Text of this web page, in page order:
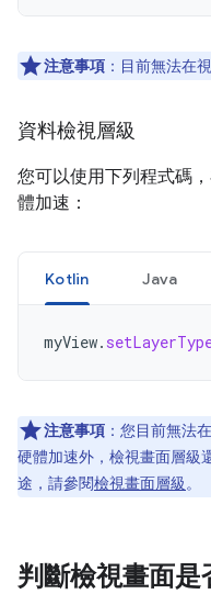
注意事項 ：目前無法在
資料檢視層級
您可以使用下列程式碼
體加速：
Kotlin Java
myView.
注意事項 ：您目前無法
硬體加速外，檢視畫面層級
途，請參閱檢視畫面層級。
判斷檢視畫面